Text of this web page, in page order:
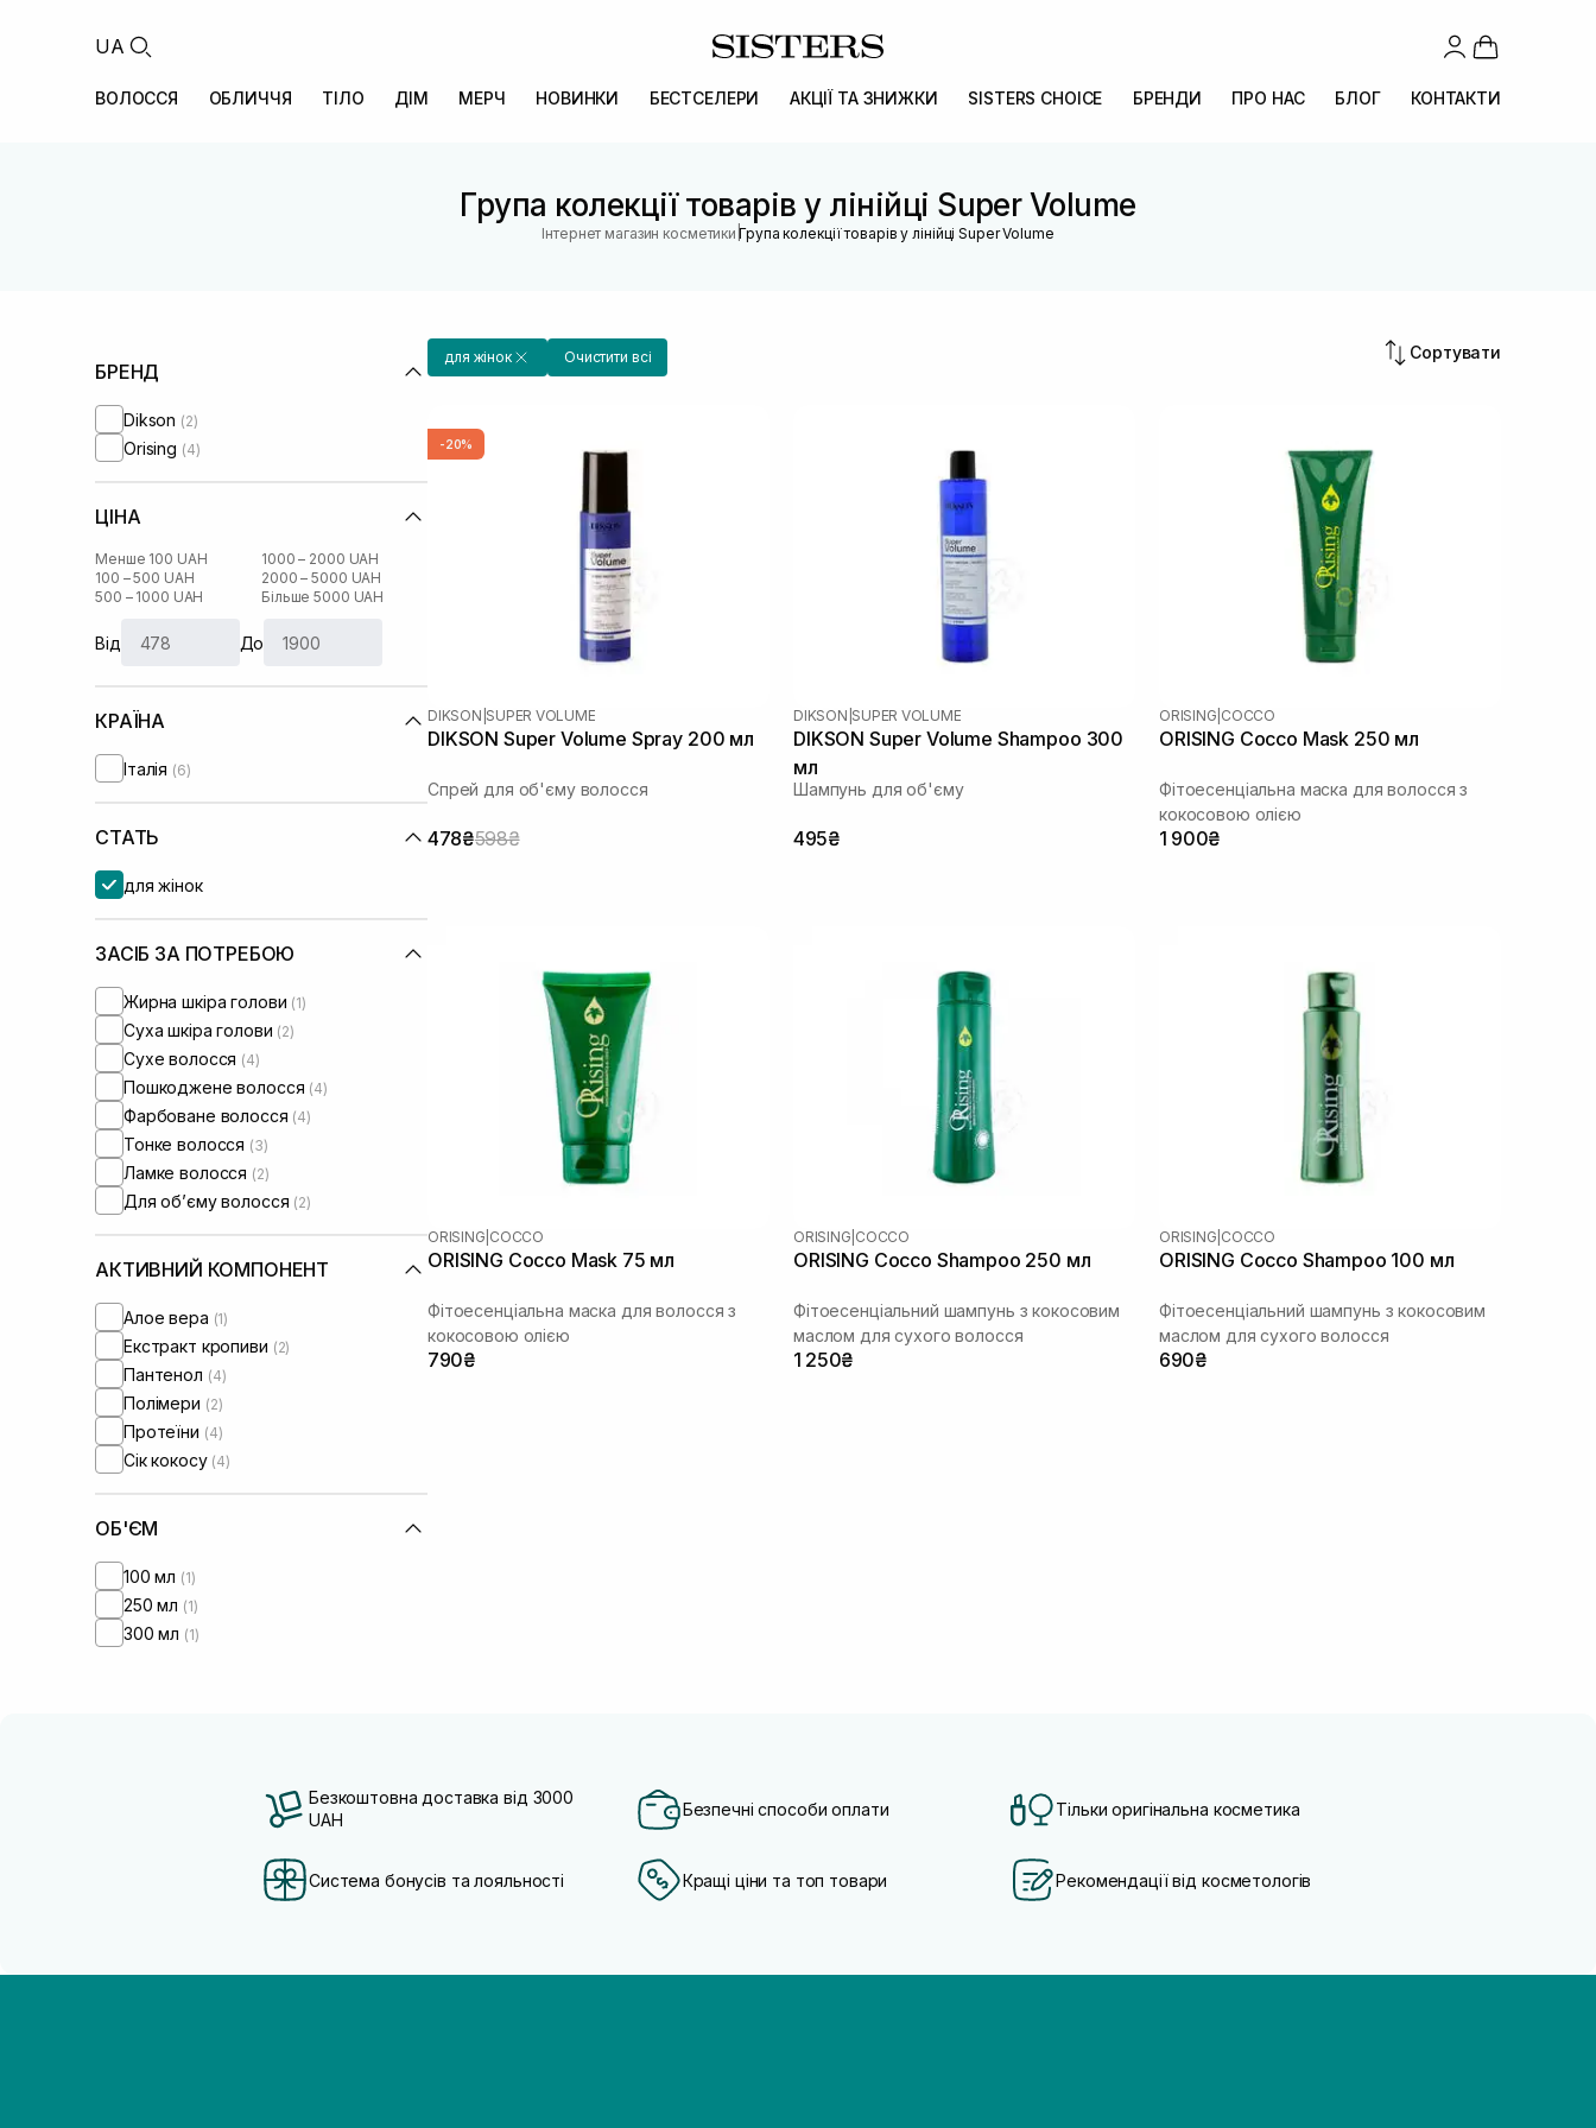
UA
ВОЛОССЯ ОБЛИЧЧЯ ТІЛО ДІМ МЕРЧ НОВИНКИ БЕСТСЕЛЕРИ АКЦІЇ ТА ЗНИЖКИ SISTERS CHOICE БРЕНДИ ПРО НАС БЛОГ КОНТАКТИ
Група колекції товарів у лінійці Super Volume
Інтернет магазин косметики |Група колекції товарів у лінійці Super Volume
БРЕНД
Dikson (2)
Orising (4)
ЦІНА
Менше 100 UAH
100 – 500 UAH
500 – 1000 UAH
1000 – 2000 UAH
2000 – 5000 UAH
Більше 5000 UAH
Від До
КРАЇНА
Італія (6)
СТАТЬ
для жінок
ЗАСІБ ЗА ПОТРЕБОЮ
Жирна шкіра голови (1)
Суха шкіра голови (2)
Сухе волосся (4)
Пошкоджене волосся (4)
Фарбоване волосся (4)
Тонке волосся (3)
Ламке волосся (2)
Для обʼєму волосся (2)
АКТИВНИЙ КОМПОНЕНТ
Алое вера (1)
Екстракт кропиви (2)
Пантенол (4)
Полімери (2)
Протеїни (4)
Сік кокосу (4)
ОБ'ЄМ
100 мл (1)
250 мл (1)
300 мл (1)
для жінок Очистити всі Сортувати
-20%
DIKSON SUPER VOLUME
DIKSON Super Volume Spray 200 мл
Спрей для об'єму волосся
478₴598₴
DIKSON SUPER VOLUME
DIKSON Super Volume Shampoo 300
мл
Шампунь для об'єму
495₴
ORISING COCCO
ORISING Cocco Mask 250 мл
Фітоесенціальна маска для волосся з
кокосовою олією
1 900₴
ORISING COCCO
ORISING Cocco Mask 75 мл
Фітоесенціальна маска для волосся з
кокосовою олією
790₴
ORISING COCCO
ORISING Cocco Shampoo 250 мл
Фітоесенціальний шампунь з кокосовим
маслом для сухого волосся
1 250₴
ORISING COCCO
ORISING Cocco Shampoo 100 мл
Фітоесенціальний шампунь з кокосовим
маслом для сухого волосся
690₴
Безкоштовна доставка від 3000
UAH
Безпечні способи оплати Тільки оригінальна косметика
Система бонусів та лояльності Кращі ціни та топ товари Рекомендації від косметологів